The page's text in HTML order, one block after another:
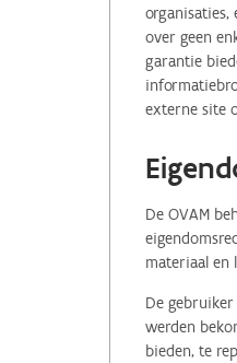
organisaties,
over geen
garantie
externe site
De OVAM
materiaal en
De
werden
bieden, te